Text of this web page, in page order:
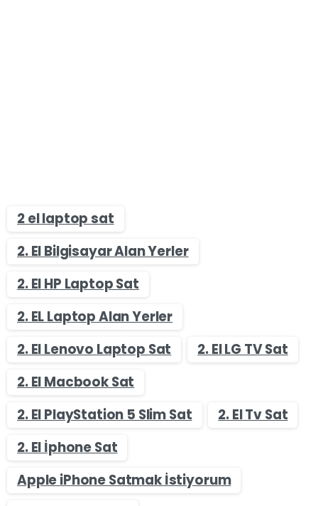
2 el laptop sat
2. El Bilgisayar Alan Yerler
2. El HP Laptop Sat
2. EL Laptop Alan Yerler
2. El Lenovo Laptop Sat
2. El LG TV Sat
2. El Macbook Sat
2. El PlayStation 5 Slim Sat
2. El Tv Sat
2. El İphone Sat
Apple iPhone Satmak İstiyorum